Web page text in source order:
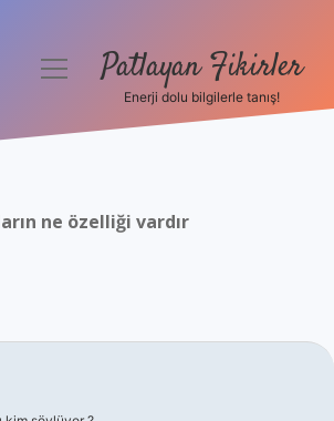
menüyüPatlayan Fikirler
Enerji dolu bilgilerle tanış!
ne özelliği vardır